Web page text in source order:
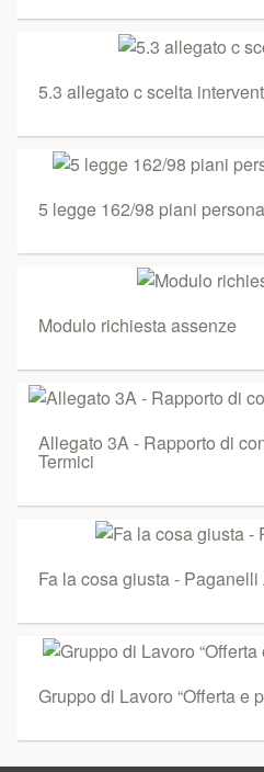
5.3 allegato c scelta
5 legge 162/98 piani
Modulo richiesta assenze
Allegato 3A - Rapporto di
Termici
Fa la cosa giusta - Paganelli
Gruppo di Lavoro “Offerta e